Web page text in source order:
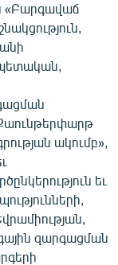
«Բարգավաճ
ակումբ»,
եւ
զարգացման